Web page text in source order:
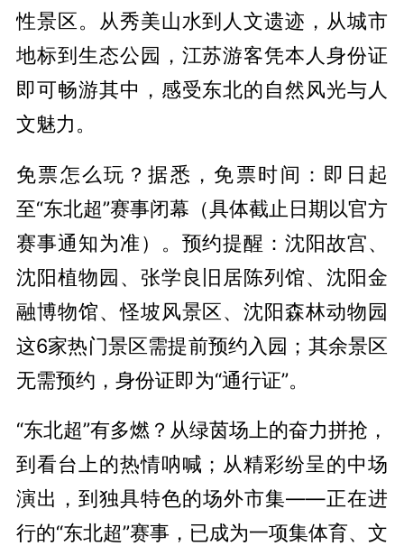
性景区。从秀美山水到人文遗迹，从城市
地标到生态公园，江苏游客凭本人身份证
即可畅游其中，感受东北的自然风光与人
文魅力。
免票怎么玩？据悉，免票时间：即日起
至“东北超”赛事闭幕（具体截止日期以官方
赛事通知为准）。预约提醒：沈阳故宫、
沈阳植物园、张学良旧居陈列馆、沈阳金
融博物馆、怪坡风景区、沈阳森林动物园
这6家热门景区需提前预约入园；其余景区
无需预约，身份证即为“通行证”。
“东北超”有多燃？从绿茵场上的奋力拼抢，
到看台上的热情呐喊；从精彩纷呈的中场
演出，到独具特色的场外市集——正在进
行的“东北超”赛事，已成为一项集体育、文